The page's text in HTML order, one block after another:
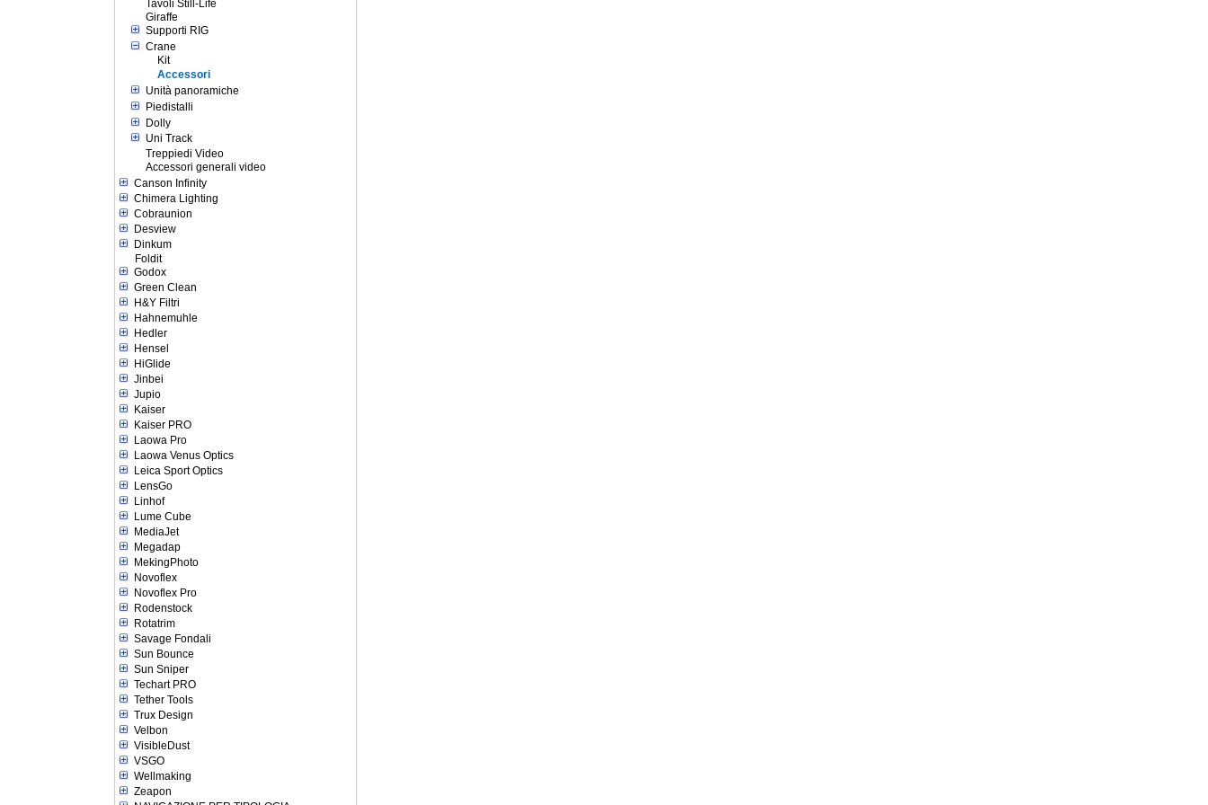
Tavoli Still-Life
Giraffe
Supporti RIG
Crane
Kit
Accessori
Unità panoramiche
Piedistalli
Dolly
Uni Track
Treppiedi Video
Accessori generali video
Canson Infinity
Chimera Lighting
Cobraunion
Desview
Dinkum
Foldit
Godox
Green Clean
H&Y Filtri
Hahnemuhle
Hedler
Hensel
HiGlide
Jinbei
Jupio
Kaiser
Kaiser PRO
Laowa Pro
Laowa Venus Optics
Leica Sport Optics
LensGo
Linhof
Lume Cube
MediaJet
Megadap
MekingPhoto
Novoflex
Novoflex Pro
Rodenstock
Rotatrim
Savage Fondali
Sun Bounce
Sun Sniper
Techart PRO
Tether Tools
Trux Design
Velbon
VisibleDust
VSGO
Wellmaking
Zeapon